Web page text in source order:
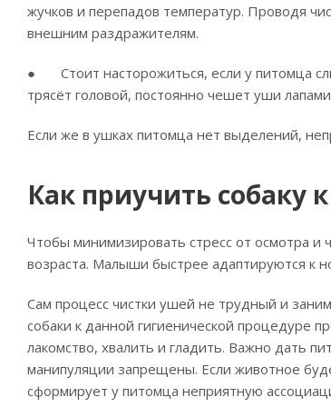
жучков и перепадов температур. Проводя
внешним раздражителям.
● Стоит насторожиться, если у питомца
трясёт головой, постоянно чешет уши
Если же в ушках питомца нет выделений,
Как приучить собаку
Чтобы минимизировать стресс от осмотра и
возраста. Малыши быстрее адаптируются к
Сам процесс чистки ушей не трудный и
собаки к данной гигиенической процедуре
лакомство, хвалить и гладить. Важно дать
манипуляции запрещены. Если животное
сформирует у питомца неприятную